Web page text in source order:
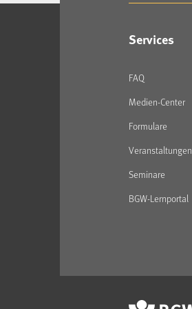
Services
FAQ
Medien-Center
Formulare
Veranstaltungen
Seminare
BGW-Lernportal